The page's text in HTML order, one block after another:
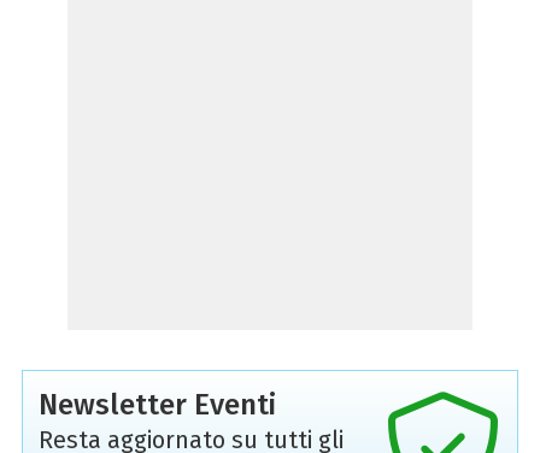
Newsletter Eventi
Resta aggiornato su tutti gli